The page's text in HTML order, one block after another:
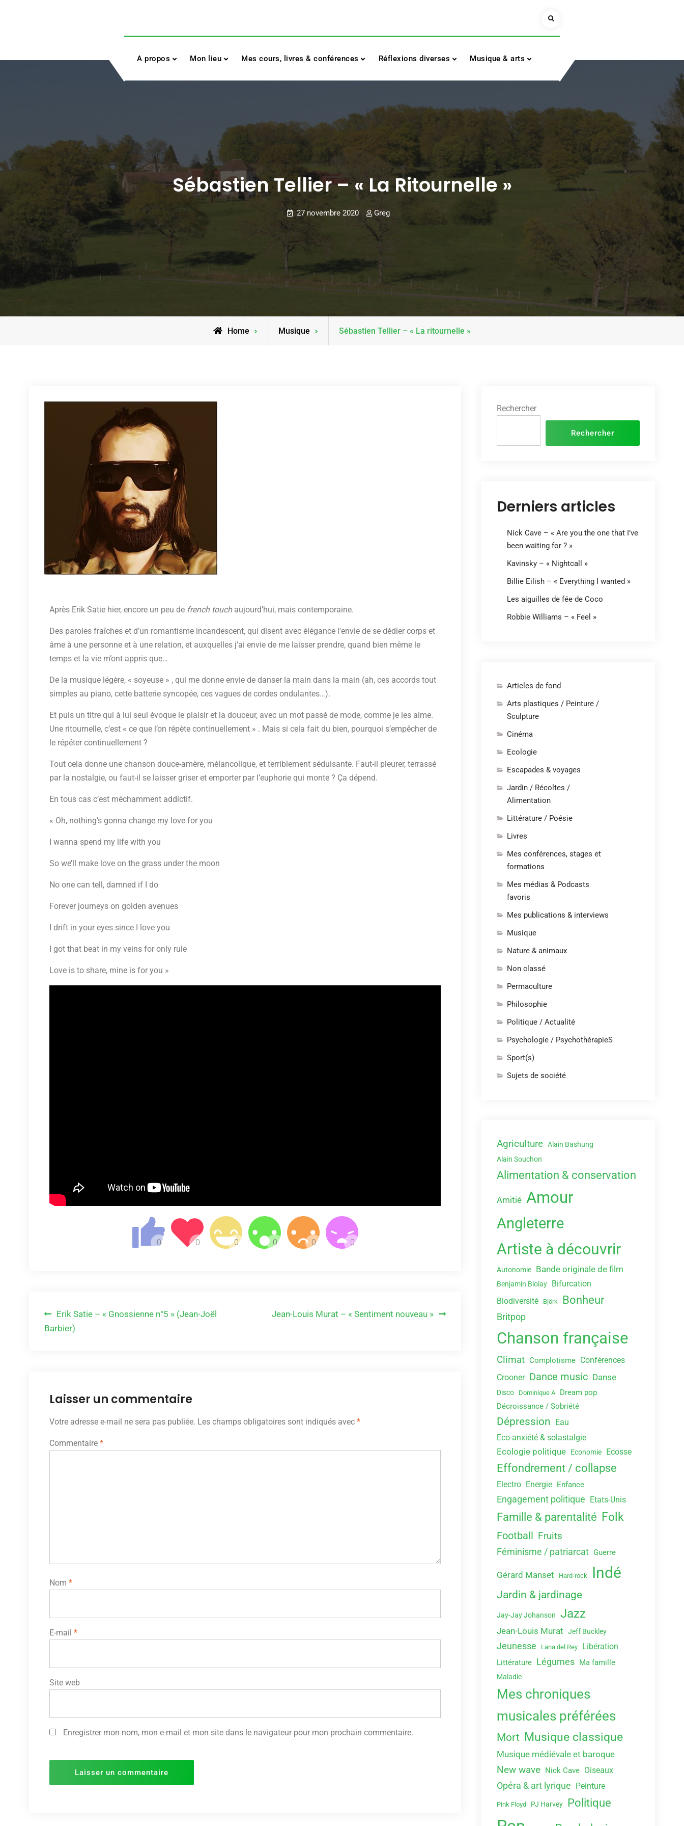
Search
A propos Mon lieu Mes cours, livres & conférences Réflexions diverses Musique & arts
Sébastien Tellier – « La Ritournelle »
27 novembre 2020 Greg
Home Musique Sébastien Tellier – « La ritournelle »
Après Erik Satie hier, encore un peu de french touchaujourd’hui, mais contemporaine.
Des paroles fraîches et d’un romantisme incandescent, qui disent avec élégance l’envie de se dédier corps et
âme à une personne et à une relation, et auxquelles j’ai envie de me laisser prendre, quand bien même le
temps et la vie m’ont appris que…
De la musique légère, « soyeuse » , qui me donne envie de danser la main dans la main (ah, ces accords tout
simples au piano, cette batterie syncopée, ces vagues de cordes ondulantes…).
Et puis un titre qui à lui seul évoque le plaisir et la douceur, avec un mot passé de mode, comme je les aime.
Une ritournelle, c’est « ce que l’on répète continuellement » . Mais si cela fait du bien, pourquoi s’empêcher de
le répéter continuellement ?
Tout cela donne une chanson douce-amère, mélancolique, et terriblement séduisante. Faut-il pleurer, terrassé
par la nostalgie, ou faut-il se laisser griser et emporter par l’euphorie qui monte ? Ça dépend.
En tous cas c’est méchamment addictif.
« Oh, nothing’s gonna change my love for you
I wanna spend my life with you
So we’ll make love on the grass under the moon
No one can tell, damned if I do
Forever journeys on golden avenues
I drift in your eyes since I love you
I got that beat in my veins for only rule
Love is to share, mine is for you »
Navigation
de
Erik Satie – « Gnossienne n°5 » (Jean-Joël
Barbier)
Jean-Louis Murat – « Sentiment nouveau »
Laisser un commentaire
Votre adresse e-mail ne sera pas publiée. Les champs obligatoires sont indiqués avec *
Commentaire *
Nom *
E-mail *
Site web
Enregistrer mon nom, mon e-mail et mon site dans le navigateur pour mon prochain commentaire.
Rechercher
Rechercher
Derniers articles
Nick Cave – « Are you the one that I’ve
been waiting for ? »
Kavinsky – « Nightcall »
Billie Eilish – « Everything I wanted »
Les aiguilles de fée de Coco
Robbie Williams – « Feel »
Articles de fond
Arts plastiques / Peinture /
Sculpture
Cinéma
Ecologie
Escapades & voyages
Jardin / Récoltes /
Alimentation
Littérature / Poésie
Livres
Mes conférences, stages et
formations
Mes médias & Podcasts
favoris
Mes publications & interviews
Musique
Nature & animaux
Non classé
Permaculture
Philosophie
Politique / Actualité
Psychologie / PsychothérapieS
Sport(s)
Sujets de société
Agriculture Alain Bashung
Alain Souchon
Alimentation & conservation
Amitié Amour
Angleterre
Artiste à découvrir
Autonomie Bande originale de film
Benjamin Biolay
Bifurcation
Biodiversité
Björk Bonheur
Britpop
Chanson française
Climat Complotisme Conférences
Crooner Dance music Danse
Disco Dominique A
Dream pop
Décroissance / Sobriété
Dépression Eau
Eco-anxiété & solastalgie
Ecologie politique Economie Ecosse
Effondrement / collapse
Electro Energie Enfance
Engagement politique Etats-Unis
Famille & parentalité Folk
Football Fruits
Féminisme / patriarcat Guerre
Gérard Manset Hard-rock Indé
Jardin & jardinage
Jay-Jay Johanson Jazz
Jean-Louis Murat Jeff Buckley
Jeunesse Lana del Rey Libération
Littérature Légumes Ma famille
Maladie
Mes chroniques
musicales préférées
Mort Musique classique
Musique médiévale et baroque
New wave Nick Cave Oiseaux
Opéra & art lyrique Peinture
Pink Floyd PJ Harvey Politique